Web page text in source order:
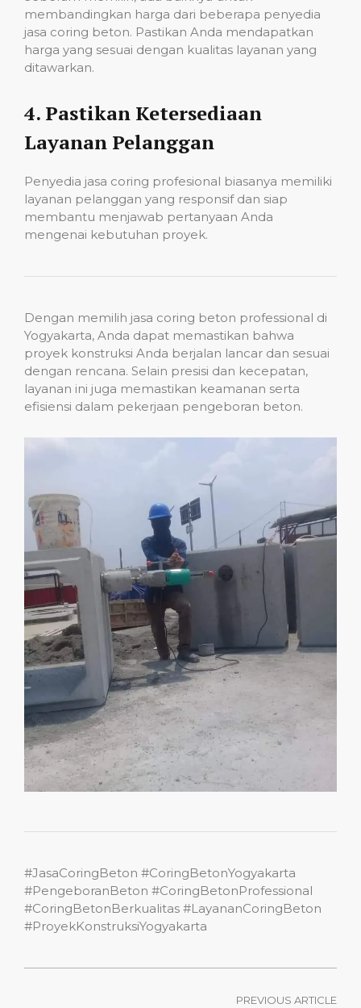
membandingkan harga dari beberapa penyedia
jasa coring beton. Pastikan Anda mendapatkan
harga yang sesuai dengan kualitas layanan yang
ditawarkan.
4. Pastikan Ketersediaan
Layanan Pelanggan
Penyedia jasa coring profesional biasanya memiliki
layanan pelanggan yang responsif dan siap
membantu menjawab pertanyaan Anda
mengenai kebutuhan proyek.
Dengan memilih jasa coring beton professional di
Yogyakarta, Anda dapat memastikan bahwa
proyek konstruksi Anda berjalan lancar dan sesuai
dengan rencana. Selain presisi dan kecepatan,
layanan ini juga memastikan keamanan serta
efisiensi dalam pekerjaan pengeboran beton.
#JasaCoringBeton #CoringBetonYogyakarta
#PengeboranBeton #CoringBetonProfessional
#CoringBetonBerkualitas #LayananCoringBeton
#ProyekKonstruksiYogyakarta
PREVIOUS ARTICLE